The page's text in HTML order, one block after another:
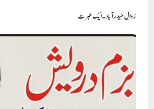
زوالِ حیدرآباد ۔ ایک عبرت